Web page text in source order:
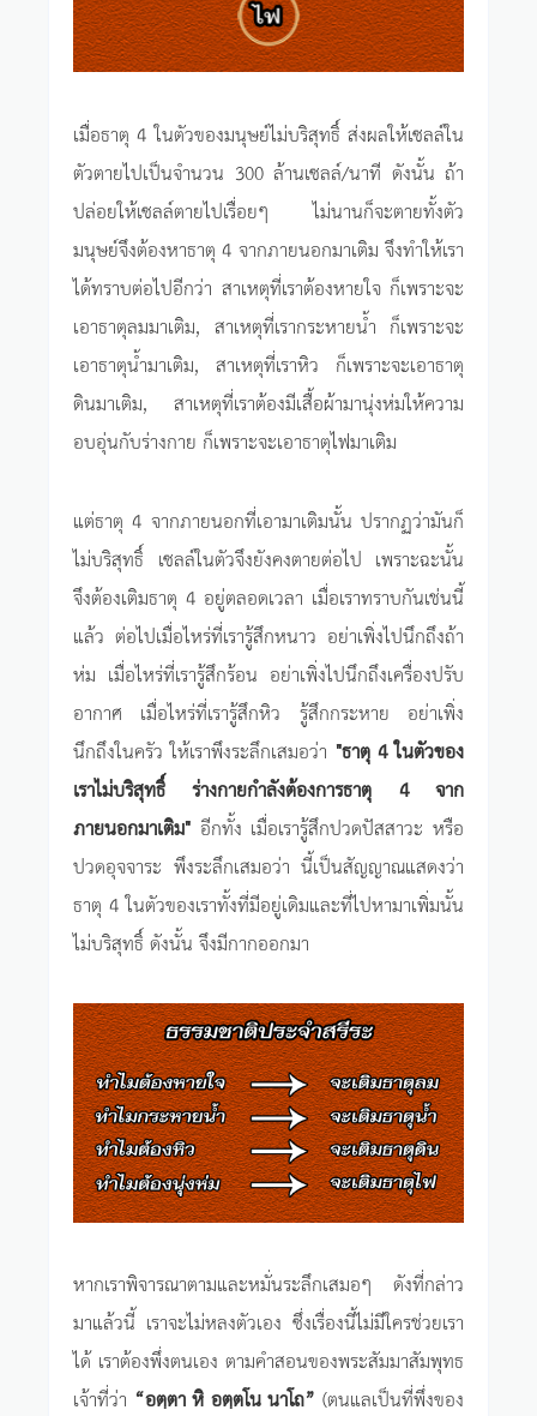
เมื่อธาตุ 4 ในตัวของมนุษย์ไม่บริสุทธิ์ ส่งผลให้เซลล์ใน
ตัวตายไปเป็นจำนวน 300 ล้านเซลล์/นาที ดังนั้น ถ้า
ปล่อยให้เซลล์ตายไปเรื่อยๆ ไม่นานก็จะตายทั้งตัว
มนุษย์จึงต้องหาธาตุ 4 จากภายนอกมาเติม จึงทำให้เรา
ได้ทราบต่อไปอีกว่า สาเหตุที่เราต้องหายใจ ก็เพราะจะ
เอาธาตุลมมาเติม, สาเหตุที่เรากระหายน้ำ ก็เพราะจะ
เอาธาตุน้ำมาเติม, สาเหตุที่เราหิว ก็เพราะจะเอาธาตุ
ดินมาเติม, สาเหตุที่เราต้องมีเสื้อผ้ามานุ่งห่มให้ความ
อบอุ่นกับร่างกาย ก็เพราะจะเอาธาตุไฟมาเติม
แต่ธาตุ 4 จากภายนอกที่เอามาเติมนั้น ปรากฏว่ามันก็
ไม่บริสุทธิ์ เซลล์ในตัวจึงยังคงตายต่อไป เพราะฉะนั้น
จึงต้องเติมธาตุ 4 อยู่ตลอดเวลา เมื่อเราทราบกันเช่นนี้
แล้ว ต่อไปเมื่อไหร่ที่เรารู้สึกหนาว อย่าเพิ่งไปนึกถึงถ้า
ห่ม เมื่อไหร่ที่เรารู้สึกร้อน อย่าเพิ่งไปนึกถึงเครื่องปรับ
อากาศ เมื่อไหร่ที่เรารู้สึกหิว รู้สึกกระหาย อย่าเพิ่ง
นึกถึงในครัว ให้เราพึงระลึกเสมอว่า "ธาตุ 4 ในตัวของ
เราไม่บริสุทธิ์ ร่างกายกำลังต้องการธาตุ 4 จาก
ภายนอกมาเติม" อีกทั้ง เมื่อเรารู้สึกปวดปัสสาวะ หรือ
ปวดอุจจาระ พึงระลึกเสมอว่า นี้เป็นสัญญาณแสดงว่า
ธาตุ 4 ในตัวของเราทั้งที่มีอยู่เดิมและที่ไปหามาเพิ่มนั้น
ไม่บริสุทธิ์ ดังนั้น จึงมีกากออกมา
หากเราพิจารณาตามและหมั่นระลึกเสมอๆ ดังที่กล่าว
มาแล้วนี้ เราจะไม่หลงตัวเอง ซึ่งเรื่องนี้ไม่มีใครช่วยเรา
ได้ เราต้องพึ่งตนเอง ตามคำสอนของพระสัมมาสัมพุทธ
เจ้าที่ว่า “อตฺตา หิ อตฺตโน นาโถ” (ตนแลเป็นที่พึ่งของ